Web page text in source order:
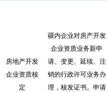
房地产开发
企业资质核
定
疆内企业对房产开发
企业资质业务新申
请、变更、延续、注
销的行政许可业务办
理，核发证书。申请